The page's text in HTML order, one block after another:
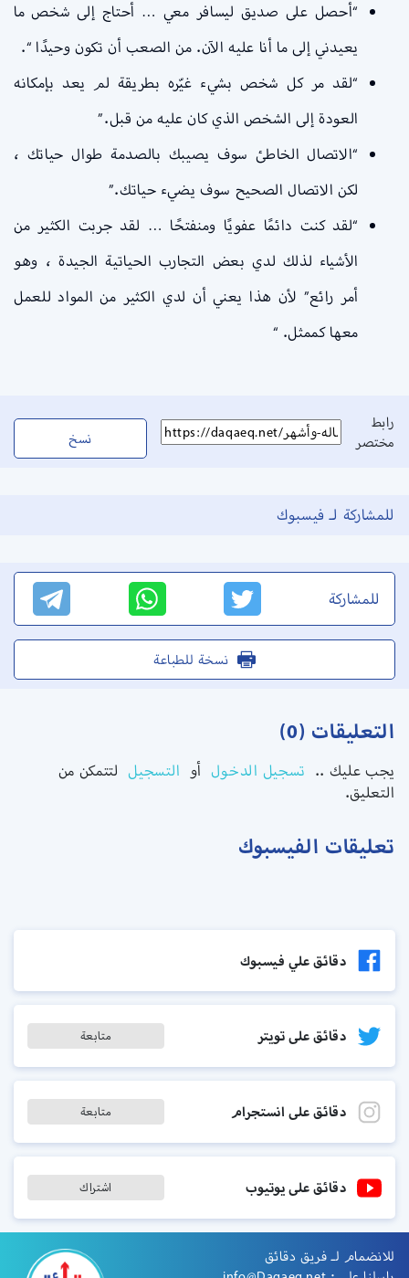
“أحصل على صديق ليسافر معي … أحتاج إلى شخص ما
يعيدني إلى ما أنا عليه الآن. من الصعب أن تكون وحيدًا “.
“لقد مر كل شخص بشيء غيّره بطريقة لم يعد بإمكانه
العودة إلى الشخص الذي كان عليه من قبل.”
“الاتصال الخاطئ سوف يصيبك بالصدمة طوال حياتك ،
لكن الاتصال الصحيح سوف يضيء حياتك.”
“لقد كنت دائمًا عفويًا ومنفتحًا … لقد جربت الكثير من
الأشياء لذلك لدي بعض التجارب الحياتية الجيدة ، وهو
أمر رائع” لأن هذا يعني أن لدي الكثير من المواد للعمل
معها كممثل. “
رابط
مختصر
نسخ
للمشاركة لـ فيسبوك
للمشاركة
نسخة للطباعة
التعليقات (0)
يجب عليك .. تسجيل الدخول أو التسجيل لتتمكن من
التعليق.
تعليقات الفيسبوك
دقائق علي فيسبوك
دقائق على تويتر متابعة
دقائق على انستجرام متابعة
دقائق على يوتيوب اشتراك
للانضمام لـ فريق دقائق